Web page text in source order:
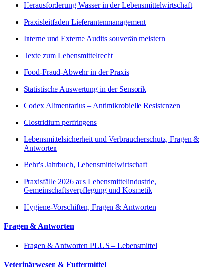
Herausforderung Wasser in der Lebensmittelwirtschaft
Praxisleitfaden Lieferantenmanagement
Interne und Externe Audits souverän meistern
Texte zum Lebensmittelrecht
Food-Fraud-Abwehr in der Praxis
Statistische Auswertung in der Sensorik
Codex Alimentarius – Antimikrobielle Resistenzen
Clostridium perfringens
Lebensmittelsicherheit und Verbraucherschutz, Fragen &
Antworten
Behr's Jahrbuch, Lebensmittelwirtschaft
Praxisfälle 2026 aus Lebensmittelindustrie,
Gemeinschaftsverpflegung und Kosmetik
Hygiene-Vorschiften, Fragen & Antworten
Fragen & Antworten
Fragen & Antworten PLUS – Lebensmittel
Veterinärwesen & Futtermittel